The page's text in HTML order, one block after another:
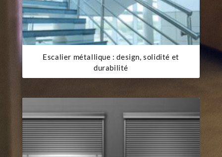
Escalier métallique : design, solidité et
durabilité